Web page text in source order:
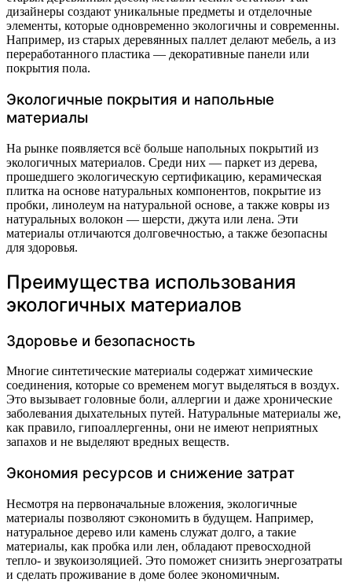
дизайнеры создают уникальные предметы и отделочные
элементы, которые одновременно экологичны и современны.
Например, из старых деревянных паллет делают мебель, а из
переработанного пластика — декоративные панели или
покрытия пола.
Экологичные покрытия и напольные
материалы
На рынке появляется всё больше напольных покрытий из
экологичных материалов. Среди них — паркет из дерева,
прошедшего экологическую сертификацию, керамическая
плитка на основе натуральных компонентов, покрытие из
пробки, линолеум на натуральной основе, а также ковры из
натуральных волокон — шерсти, джута или лена. Эти
материалы отличаются долговечностью, а также безопасны
для здоровья.
Преимущества использования
экологичных материалов
Здоровье и безопасность
Многие синтетические материалы содержат химические
соединения, которые со временем могут выделяться в воздух.
Это вызывает головные боли, аллергии и даже хронические
заболевания дыхательных путей. Натуральные материалы же,
как правило, гипоаллергенны, они не имеют неприятных
запахов и не выделяют вредных веществ.
Экономия ресурсов и снижение затрат
Несмотря на первоначальные вложения, экологичные
материалы позволяют сэкономить в будущем. Например,
натуральное дерево или камень служат долго, а такие
материалы, как пробка или лен, обладают превосходной
тепло- и звукоизоляцией. Это поможет снизить энергозатраты
и сделать проживание в доме более экономичным.